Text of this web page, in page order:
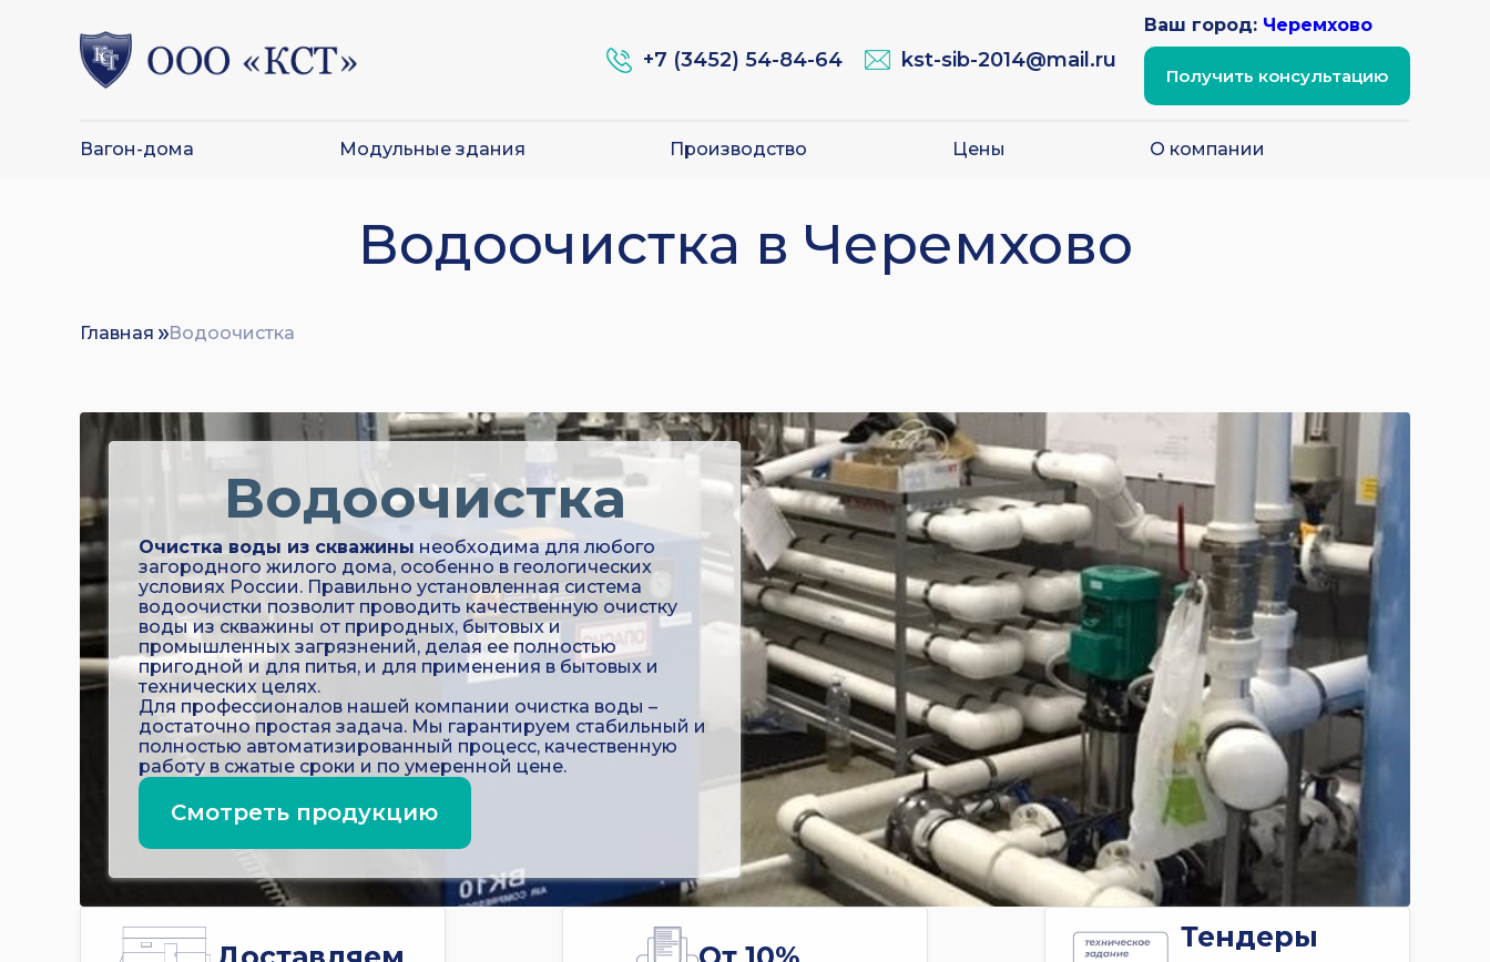
+7 (3452) 54-84-64 kst-sib-2014@mail.ru
Ваш город: Черемхово
Получить консультацию
Вагон-дома Модульные здания Производство Цены О компании
Главная › Водоочистка в Черемхово
Водоочистка в Черемхово
Главная Водоочистка
Водоочистка
Очистка воды из скважины необходима для любого
загородного жилого дома, особенно в геологических
условиях России. Правильно установленная система
водоочистки позволит проводить качественную очистку
воды из скважины от природных, бытовых и
промышленных загрязнений, делая ее полностью
пригодной и для питья, и для применения в бытовых и
технических целях.
Для профессионалов нашей компании очистка воды –
достаточно простая задача. Мы гарантируем стабильный и
полностью автоматизированный процесс, качественную
работу в сжатые сроки и по умеренной цене.
Смотреть продукцию
Тендеры